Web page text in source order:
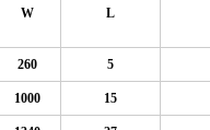
W
L
260 5
1000 15